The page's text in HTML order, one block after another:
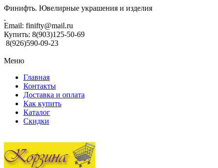
Финифть. Ювелирные украшения и изделия
Email: finifty@mail.ru
Купить: 8(903)125-50-69
8(926)590-09-23
Меню
Главная
Контакты
Доставка и оплата
Как купить
Каталог
Скидки